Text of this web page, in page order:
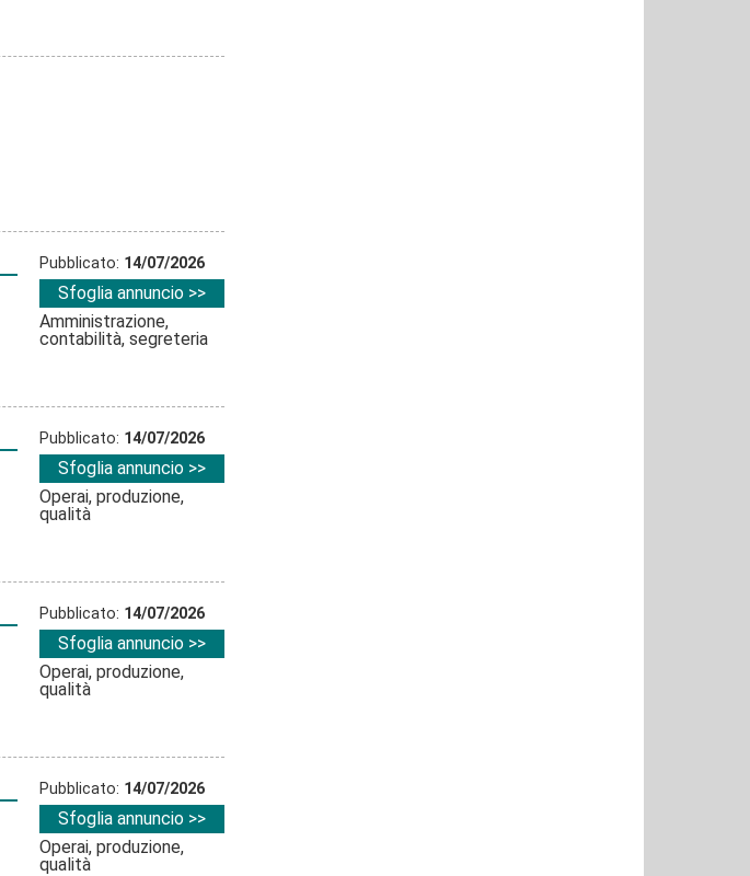
Pubblicato: 14/07/2026
Sfoglia annuncio >>
Amministrazione,
contabilità, segreteria
Pubblicato: 14/07/2026
Sfoglia annuncio >>
Operai, produzione,
qualità
Pubblicato: 14/07/2026
Sfoglia annuncio >>
Operai, produzione,
qualità
Pubblicato: 14/07/2026
Sfoglia annuncio >>
Operai, produzione,
qualità